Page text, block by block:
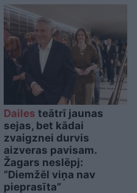
Dailes teātrī jaunas
sejas, bet kādai
zvaigznei durvis
aizveras pavisam.
Žagars neslēpj:
“Diemžēl viņa nav
pieprasīta”